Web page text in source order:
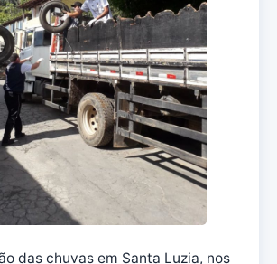
das chuvas em Santa Luzia, nos